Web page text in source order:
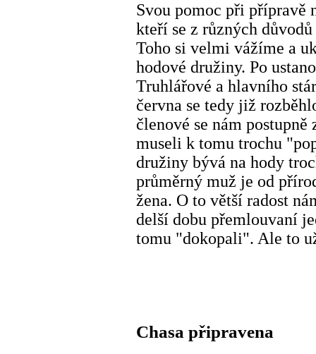
Svou pomoc při
kteří se z různých
Toho si velmi vážíme a
hodové družiny. Po
Truhlářové a hlavního
června se tedy již
členové se nám
museli k tomu trochu
družiny bývá na hody
průměrný muž je od
žena. O to větší radost
delší dobu přemlouvaní
tomu "dokopali". Ale to
Chasa připravena